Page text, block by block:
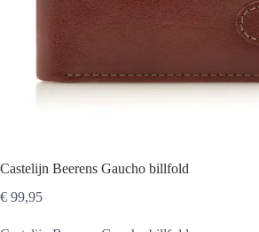
Castelijn Beerens Gaucho billfold
€ 99,95